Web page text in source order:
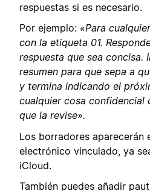
respuestas si es necesario.
Por ejemplo: «Para
con la etiqueta 01.
respuesta que sea concisa.
resumen para que sepa a
y termina indicando el
cualquier cosa confidencial
que la revise».
Los borradores aparecerán
electrónico vinculado, ya
iCloud.
También puedes añadir